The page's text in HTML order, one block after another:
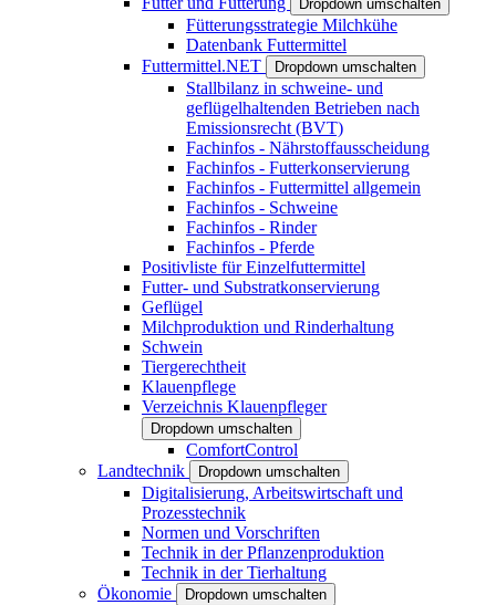
Dropdown umschalten
Fütterungsstrategie Milchkühe
Datenbank Futtermittel
Futtermittel.NET
Dropdown umschalten
Stallbilanz in schweine- und
geflügelhaltenden Betrieben nach
Emissionsrecht (BVT)
Fachinfos - Nährstoffausscheidung
Fachinfos - Futterkonservierung
Fachinfos - Futtermittel allgemein
Fachinfos - Schweine
Fachinfos - Rinder
Fachinfos - Pferde
Positivliste für Einzelfuttermittel
Futter- und Substratkonservierung
Geflügel
Milchproduktion und Rinderhaltung
Schwein
Tiergerechtheit
Klauenpflege
Verzeichnis Klauenpfleger
Dropdown umschalten
ComfortControl
Landtechnik
Dropdown umschalten
Digitalisierung, Arbeitswirtschaft und
Prozesstechnik
Normen und Vorschriften
Technik in der Pflanzenproduktion
Technik in der Tierhaltung
Ökonomie
Dropdown umschalten